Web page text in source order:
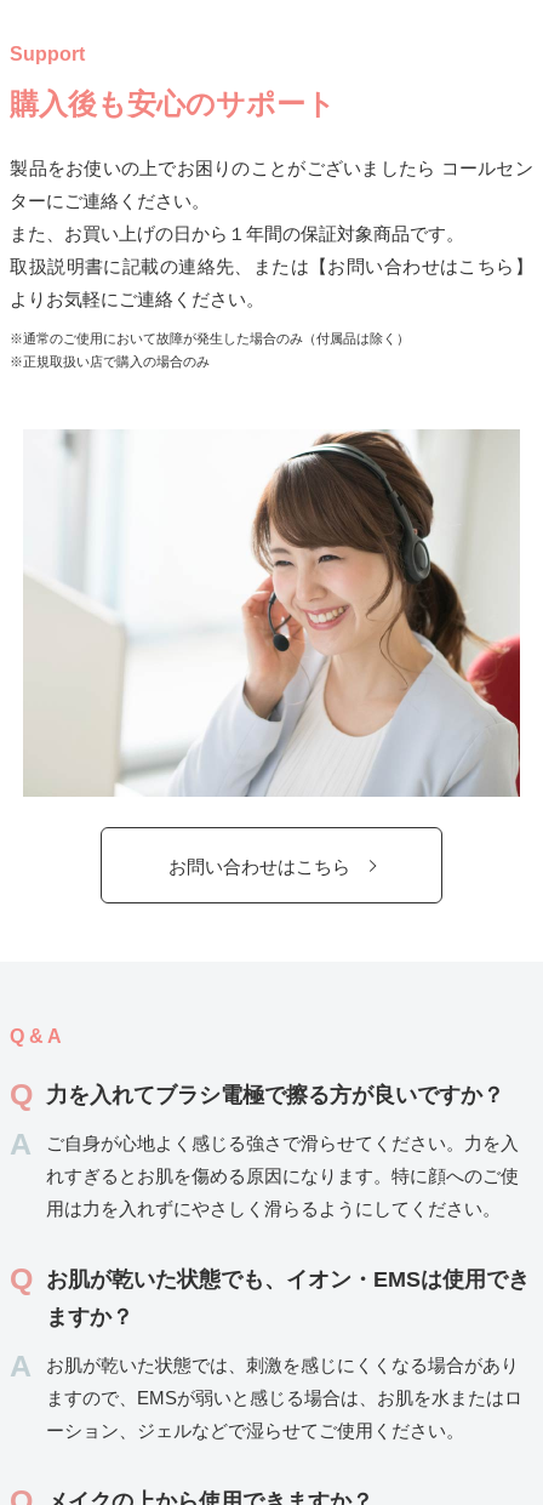
Support
購入後も安心のサポート
製品をお使いの上でお困りのことがございましたら コールセン
ターにご連絡ください。
また、お買い上げの日から１年間の保証対象商品です。
取扱説明書に記載の連絡先、または【お問い合わせはこちら】
よりお気軽にご連絡ください。
※通常のご使用において故障が発生した場合のみ（付属品は除く）
※正規取扱い店で購入の場合のみ
お問い合わせはこちら
Q & A
力を入れてブラシ電極で擦る方が良いですか？
ご自身が心地よく感じる強さで滑らせてください。力を入
れすぎるとお肌を傷める原因になります。特に顔へのご使
用は力を入れずにやさしく滑らるようにしてください。
お肌が乾いた状態でも、イオン・EMSは使用でき
ますか？
お肌が乾いた状態では、刺激を感じにくくなる場合があり
ますので、EMSが弱いと感じる場合は、お肌を水またはロ
ーション、ジェルなどで湿らせてご使用ください。